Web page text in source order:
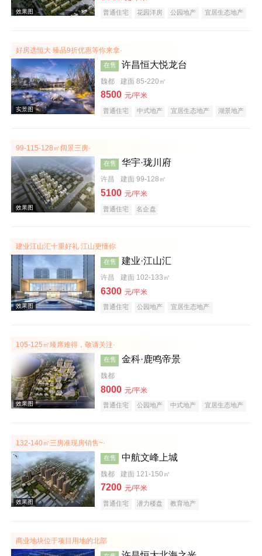
效果图
效果图
普通住宅 花园洋房 公园地产
宜居生态地产
好房选恒大 臻品9折优惠等你来拿·
实景图
在售 许昌恒大悦龙台
魏都 建面 85-220㎡
8500 元/平米
普通住宅 中式地产 宜居生态地产
湖景地产
99-115-128㎡阔景三房·
效果图
在售 华宇·珑川府
许昌 建面 99-128㎡
5100 元/平米
普通住宅 名企盘
建业江山汇十重好礼 江山更懂你
在售 建业·江山汇
许昌 建面 102-133㎡
6300 元/平米
普通住宅 公园地产 宜居生态地产
105-125㎡臻席难得，敬请关注·
在售 金科·鹿鸣帝景
魏都
8000 元/平米
普通住宅 公园地产 中式地产
宜居生态地产
132-140㎡三房准现房销售~·
在售 中航文峰上城
魏都 建面 121-150㎡
7200 元/平米
普通住宅 潜力楼盘 教育地产
商业地块位于项目用地的北部